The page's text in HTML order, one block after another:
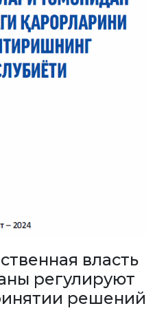
власть
регулируют
решений